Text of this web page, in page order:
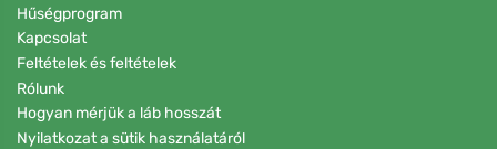
Hűségprogram
Kapcsolat
Feltételek és feltételek
Rólunk
Hogyan mérjük a láb hosszát
Nyilatkozat a sütik használatáról